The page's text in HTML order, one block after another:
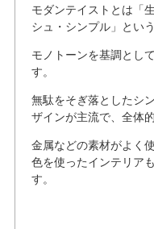
モダンテイストとは「
シュ・シンプル」とい
モノトーンを基調とし
す。
無駄をそぎ落としたシ
ザインが主流で、全体
金属などの素材がよく
色を使ったインテリア
す。